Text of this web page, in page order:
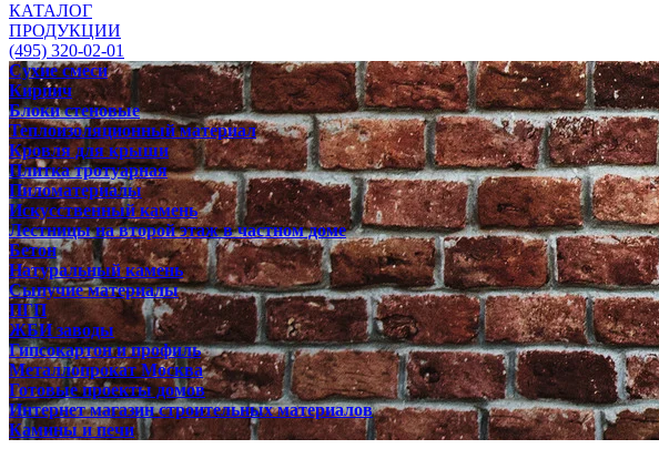
КАТАЛОГ
ПРОДУКЦИИ
(495) 320-02-01
Сухие смеси
Кирпич
Блоки стеновые
Теплоизоляционный материал
Кровля для крыши
Плитка тротуарная
Пиломатериалы
Искусственный камень
Лестницы на второй этаж в частном доме
Бетон
Натуральный камень
Сыпучие материалы
ПГП
ЖБИ заводы
Гипсокартон и профиль
Металлопрокат Москва
Готовые проекты домов
Интернет магазин строительных материалов
Камины и печи